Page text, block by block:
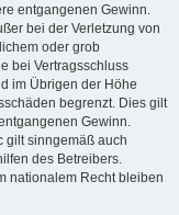
entgangenen Gewinn.
bei der Verletzung von
oder grob
bei Vertragsschluss
im Übrigen der Höhe
begrenzt. Dies gilt
Gewinn.
gilt sinngemäß auch
des Betreibers.
nationalem Recht bleiben